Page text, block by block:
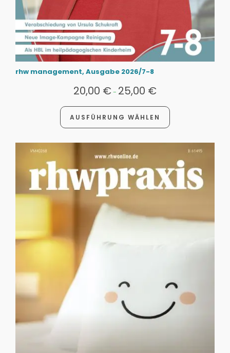
rhw management, Ausgabe 2026/7-8
20,00 €- 25,00 €
AUSFÜHRUNG WÄHLEN